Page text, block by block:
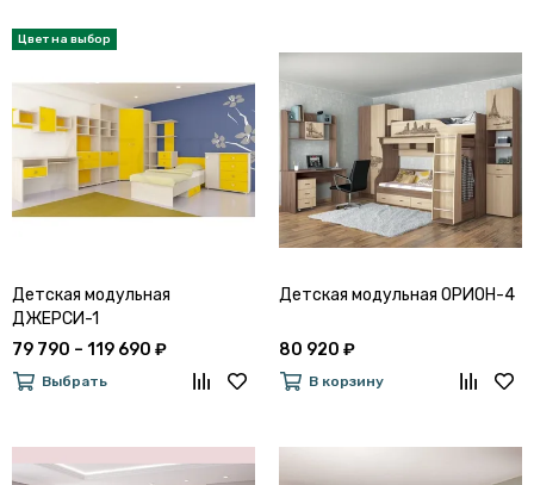
Детская модульная
ДЖЕРСИ-1
79 790 – 119 690 ₽
Выбрать
Детская модульная ОРИОН-4
80 920 ₽
В корзину